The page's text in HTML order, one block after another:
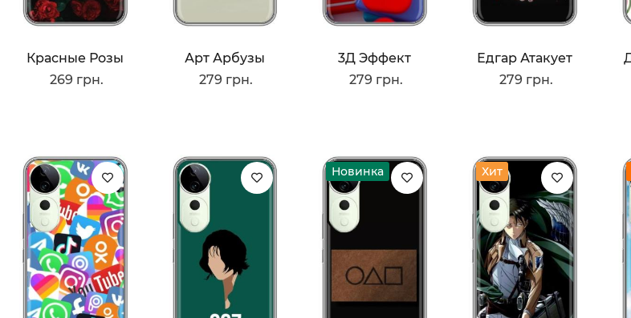
Красные Розы
269 грн.
Арт Арбузы
279 грн.
3Д Эффект
279 грн.
Едгар Атакует
279 грн.
Новинка Хит